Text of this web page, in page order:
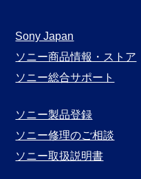
月
別
表
Sony Japan
ソニー商品情報・ストア
ソニー総合サポート
ソニー製品登録
ソニー修理のご相談
ソニー取扱説明書